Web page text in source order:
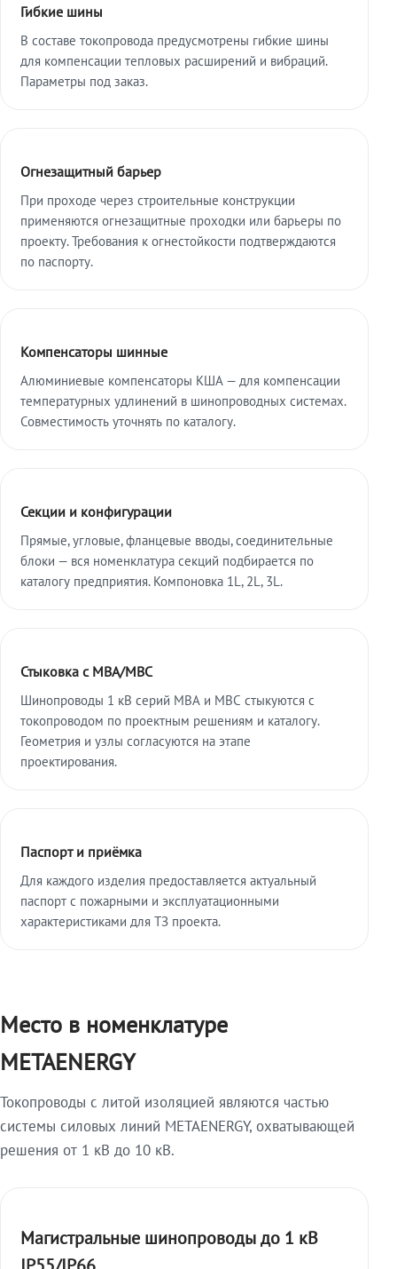
Гибкие шины
В составе токопровода предусмотрены гибкие шины
для компенсации тепловых расширений и вибраций.
Параметры под заказ.
Огнезащитный барьер
При проходе через строительные конструкции
применяются огнезащитные проходки или барьеры по
проекту. Требования к огнестойкости подтверждаются
по паспорту.
Компенсаторы шинные
Алюминиевые компенсаторы КША — для компенсации
температурных удлинений в шинопроводных системах.
Совместимость уточнять по каталогу.
Секции и конфигурации
Прямые, угловые, фланцевые вводы, соединительные
блоки — вся номенклатура секций подбирается по
каталогу предприятия. Компоновка 1L, 2L, 3L.
Стыковка с МВА/МВС
Шинопроводы 1 кВ серий МВА и МВС стыкуются с
токопроводом по проектным решениям и каталогу.
Геометрия и узлы согласуются на этапе
проектирования.
Паспорт и приёмка
Для каждого изделия предоставляется актуальный
паспорт с пожарными и эксплуатационными
характеристиками для ТЗ проекта.
Место в номенклатуре
METAENERGY
Токопроводы с литой изоляцией являются частью
системы силовых линий METAENERGY, охватывающей
решения от 1 кВ до 10 кВ.
Магистральные шинопроводы до 1 кВ